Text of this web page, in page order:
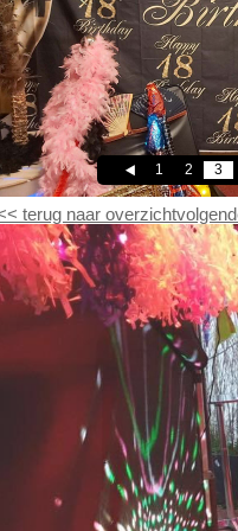
1 2 3
terug naar overzicht